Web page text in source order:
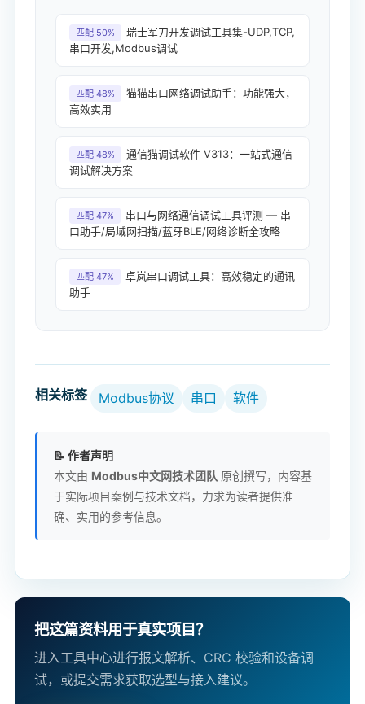
匹配 50%
瑞士军刀开发调试工具集-UDP,TCP,
串口开发,Modbus调试
匹配 48%
猫猫串口网络调试助手：功能强大，
高效实用
匹配 48%
通信猫调试软件 V313：一站式通信
调试解决方案
匹配 47%
串口与网络通信调试工具评测 — 串
口助手/局域网扫描/蓝牙BLE/网络诊断全攻略
匹配 47%
卓岚串口调试工具：高效稳定的通讯
助手
相关标签 Modbus协议 串口 软件
📝 作者声明
本文由 Modbus中文网技术团队 原创撰写，内容基
于实际项目案例与技术文档，力求为读者提供准
确、实用的参考信息。
把这篇资料用于真实项目？
进入工具中心进行报文解析、CRC 校验和设备调
试，或提交需求获取选型与接入建议。